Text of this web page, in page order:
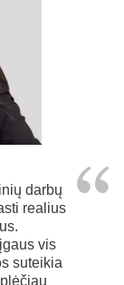
darbų
realius
vis
suteikia